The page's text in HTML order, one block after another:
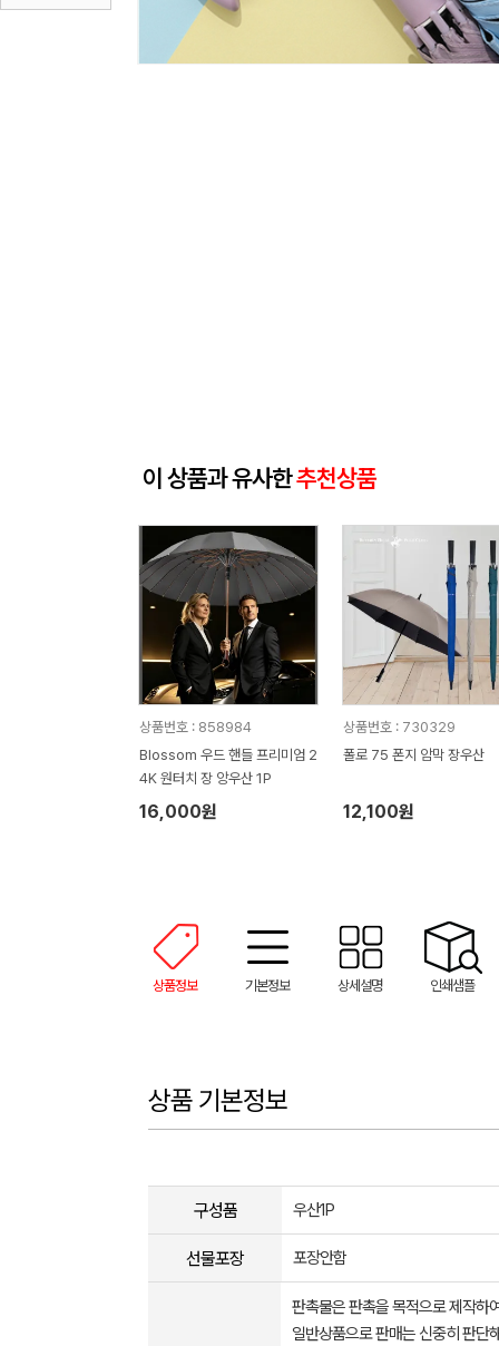
이 상품과 유사한추천상품
상품번호 : 858984
Blossom 우드 핸들 프리미엄 2
4K 원터치 장 앙우산 1P
16,000원
상품번호 : 730329
폴로 75 폰지 암막 장우산
12,100원
상품정보 기본정보 상세설명 인쇄샘플
상품 기본정보
구성품 우산1P
선물포장 포장안함
판촉물은 판촉을 목적으로 제작하
일반상품으로 판매는 신중히 판단